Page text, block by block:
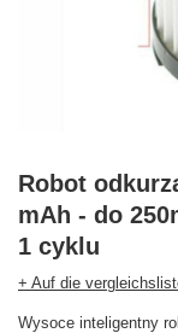
Robot
mAh - do
1 cyklu
+ Auf die
Wysoce inteligentny